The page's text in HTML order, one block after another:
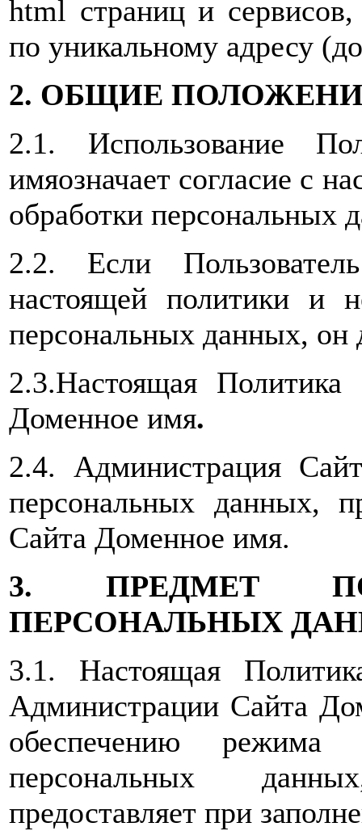
html страниц и
по уникальному адресу
2. ОБЩИЕ
2.1. Использование
имяозначает согласие с
обработки персональных
2.2. Если
настоящей политики и
персональных данных, он
2.3.Настоящая
Доменное имя.
2.4. Администрация
персональных данных,
Сайта Доменное имя.
3. ПРЕДМЕТ
ПЕРСОНАЛЬНЫХ
3.1. Настоящая
Администрации Сайта
обеспечению режима
персональных
предоставляет при